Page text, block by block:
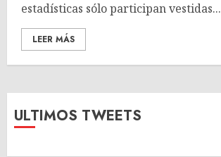
estadísticas sólo participan vestidas...
LEER MÁS
ULTIMOS TWEETS